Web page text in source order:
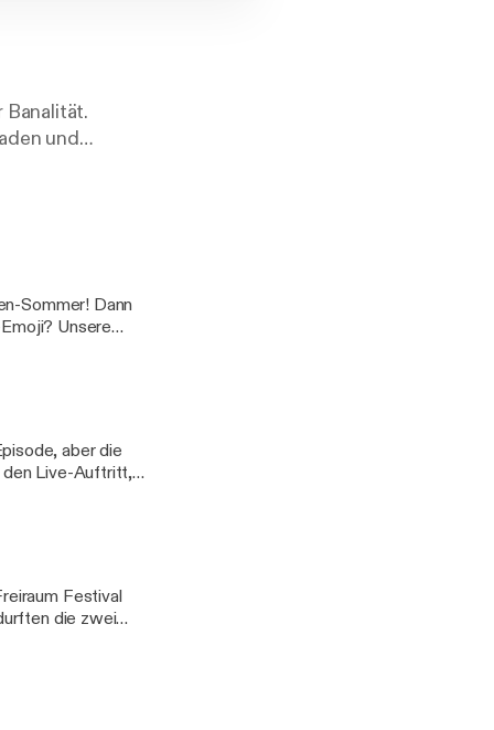
Banalität.
und
und
Sommer! Dann
aber die
den Live-Auftritt,
Festival
die zwei
auf. Was hat es mit